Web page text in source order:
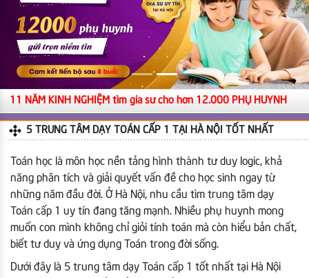
11 NĂM KINH NGHIỆM tìm gia sư cho hơn 12.000 PHỤ HUYNH
5 TRUNG TÂM DẠY TOÁN CẤP 1 TẠI HÀ NỘI TỐT NHẤT
Toán học là môn học nền tảng hình thành tư duy logic, khả
năng phân tích và giải quyết vấn đề cho học sinh ngay từ
những năm đầu đời. Ở Hà Nội, nhu cầu tìm trung tâm dạy
Toán cấp 1 uy tín đang tăng mạnh. Nhiều phụ huynh mong
muốn con mình không chỉ giỏi tính toán mà còn hiểu bản chất,
biết tư duy và ứng dụng Toán trong đời sống.
Dưới đây là 5 trung tâm dạy Toán cấp 1 tốt nhất tại Hà Nội